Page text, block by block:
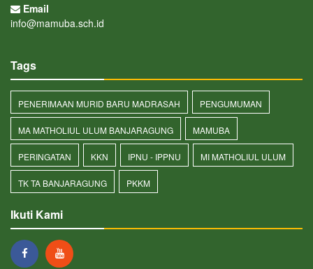
Email
info@mamuba.sch.id
Tags
PENERIMAAN MURID BARU MADRASAH PENGUMUMAN
MA MATHOLIUL ULUM BANJARAGUNG MAMUBA
PERINGATAN KKN IPNU - IPPNU MI MATHOLIUL ULUM
TK TA BANJARAGUNG PKKM
Ikuti Kami